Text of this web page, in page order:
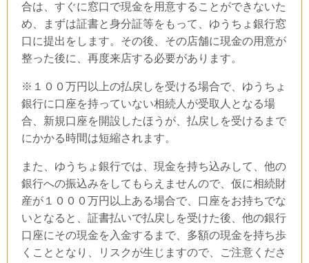
合は、すぐに窓口で現金を用意することができないた
め、まずは証書と身分証等をもって、ゆうちょ銀行窓
口に提出をします。その後、その店舗に現金の用意が
整った後に、再度来店する必要があります。
※１００万円以上の払戻しを受ける場合で、ゆうちょ
銀行に口座を持っていない相続人が受取人となる場
合、新規口座を開設したほうが、払戻しを受けるまで
にかかる時間は短縮されます。
また、ゆうちょ銀行では、現金を持ち込みして、他の
銀行への振込みをしてもらえませんので、仮に相続財
産が１０００万円以上ある場合で、口座をお持ちでな
いとなると、証書払いで払戻しを受けた後、他の銀行
口座にその現金を入金するまで、多額の現金を持ち歩
くこととなり、リスクが生じますので、ご注意くださ